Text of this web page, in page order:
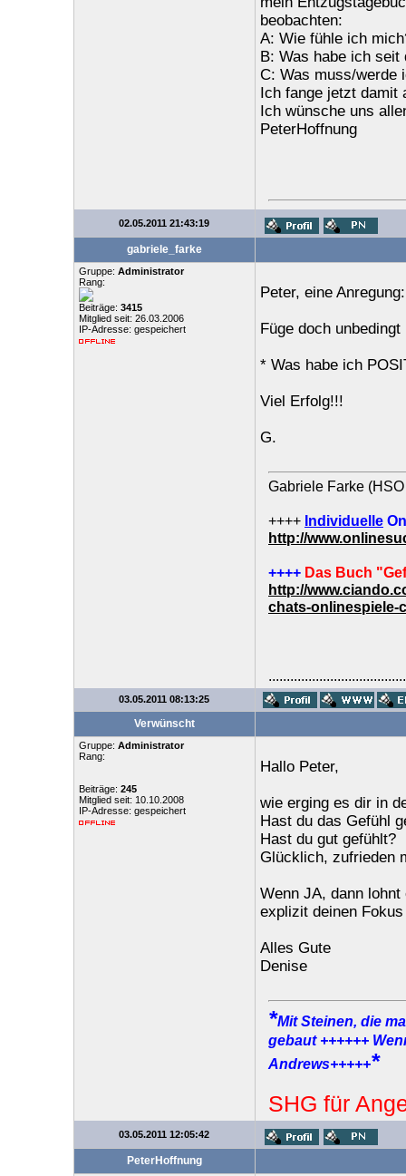
beobachten:
A: Wie fühle ich
B: Was habe ich seit
C: Was muss/werde
Ich fange jetzt damit
Ich wünsche uns
PeterHoffnung
02.05.2011 21:43:19
gabriele_farke
Gruppe: Administrator
Rang:
Beiträge: 3415
Mitglied seit: 26.03.2006
IP-Adresse: gespeichert
Peter, eine Anregung:
Füge doch
* Was habe ich
Viel Erfolg!!!
G.
Gabriele Farke (HSO
++++ Individuelle
http://
++++ Das Buch
http://
chats-onlinespiele-
03.05.2011 08:13:25
Verwünscht
Gruppe: Administrator
Rang:
Beiträge: 245
Mitglied seit: 10.10.2008
IP-Adresse: gespeichert
Hallo Peter,
wie erging es dir in
Hast du das Gefühl
Hast du gut gefühlt?
Glücklich, zufrieden
Wenn JA, dann
explizit deinen
Alles Gute
Denise
*Mit Steinen, die
gebaut ++++++
Andrews+++++*
SHG für
03.05.2011 12:05:42
PeterHoffnung